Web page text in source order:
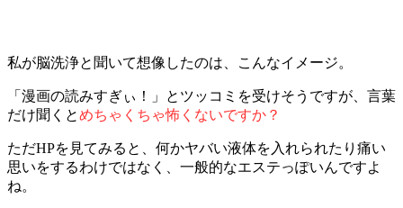
私が脳洗浄と聞いて想像したのは、こんなイメージ。
「漫画の読みすぎぃ！」とツッコミを受けそうですが、言葉
だけ聞くとめちゃくちゃ怖くないですか？
ただHPを見てみると、何かヤバい液体を入れられたり痛い
思いをするわけではなく、一般的なエステっぽいんですよ
ね。